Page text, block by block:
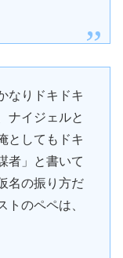
なりドキドキ
ナイジェルと
としてもドキ
者」と書いて
名の振り方だ
トのペペは、